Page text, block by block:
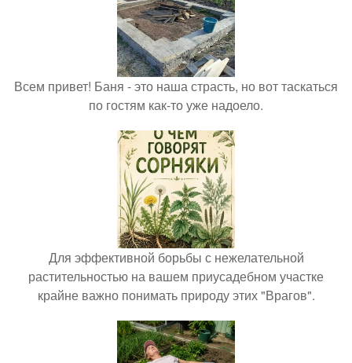
Всем привет! Баня - это наша страсть, но вот таскаться
по гостям как-то уже надоело.
Для эффективной борьбы с нежелательной
растительностью на вашем приусадебном участке
крайне важно понимать природу этих "Врагов".